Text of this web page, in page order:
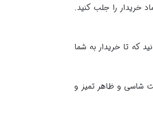
خریدار را جلب کنید.
که تا خریدار به شما
شاسی و ظاهر تمیز و